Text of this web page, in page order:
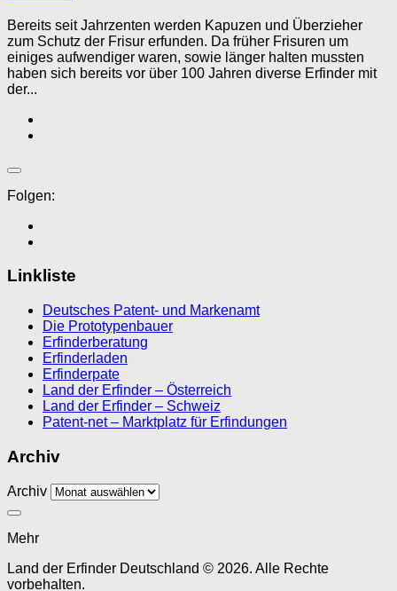
Bereits seit Jahrzenten werden Kapuzen und Überzieher
zum Schutz der Frisur erfunden. Da früher Frisuren um
einiges aufwendiger waren, sowie länger halten mussten
haben sich bereits vor über 100 Jahren diverse Erfinder mit
der...
Folgen:
Linkliste
Deutsches Patent- und Markenamt
Die Prototypenbauer
Erfinderberatung
Erfinderladen
Erfinderpate
Land der Erfinder – Österreich
Land der Erfinder – Schweiz
Patent-net – Marktplatz für Erfindungen
Archiv
Archiv
Mehr
Land der Erfinder Deutschland © 2026. Alle Rechte
vorbehalten.